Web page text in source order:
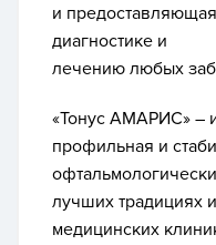
и
диагностике и
лечению любых
«Тонус АМАРИС» –
профильная и
лучших традициях
медицинских